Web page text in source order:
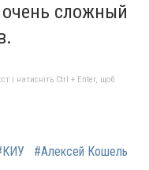
очень сложный
і натисніть Ctrl + Enter, щоб
#Алексей Кошель